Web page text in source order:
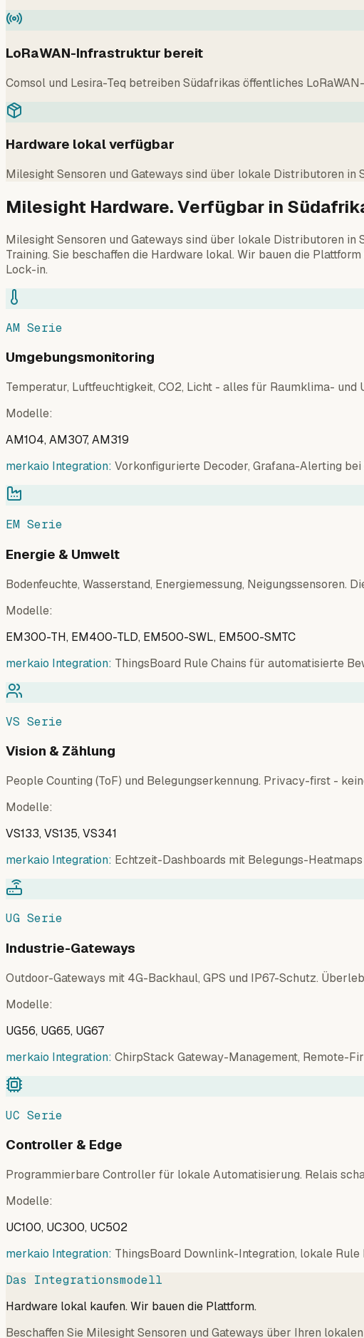
LoRaWAN-Infrastruktur bereit
Comsol und Lesira-Teq betreiben Südafrikas öffentliches
Hardware lokal verfügbar
Milesight Sensoren und Gateways sind über lokale Distributoren
Milesight Hardware. Verfügbar in
Milesight Sensoren und Gateways sind über lokale Distributoren
Training. Sie beschaffen die Hardware lokal. Wir bauen die
Lock-in.
AM Serie
Umgebungsmonitoring
Temperatur, Luftfeuchtigkeit, CO2, Licht - alles für Raumklima-
Modelle:
AM104, AM307, AM319
merkaio Integration: Vorkonfigurierte Decoder, Grafana-Alerting
EM Serie
Energie & Umwelt
Bodenfeuchte, Wasserstand, Energiemessung,
Modelle:
EM300-TH, EM400-TLD, EM500-SWL, EM500-SMTC
merkaio Integration: ThingsBoard Rule Chains für automatisierte
VS Serie
Vision & Zählung
People Counting (ToF) und Belegungserkennung. Privacy-first -
Modelle:
VS133, VS135, VS341
merkaio Integration: Echtzeit-Dashboards mit Belegungs-
UG Serie
Industrie-Gateways
Outdoor-Gateways mit 4G-Backhaul, GPS und IP67-Schutz.
Modelle:
UG56, UG65, UG67
merkaio Integration: ChirpStack Gateway-Management, Remote-
UC Serie
Controller & Edge
Programmierbare Controller für lokale Automatisierung. Relais
Modelle:
UC100, UC300, UC502
merkaio Integration: ThingsBoard Downlink-Integration, lokale
Das Integrationsmodell
Hardware lokal kaufen. Wir bauen die Plattform.
Beschaffen Sie Milesight Sensoren und Gateways über Ihren